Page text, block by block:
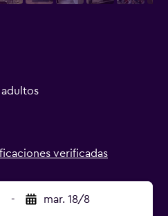
adultos
verificadas
- mar. 18/8